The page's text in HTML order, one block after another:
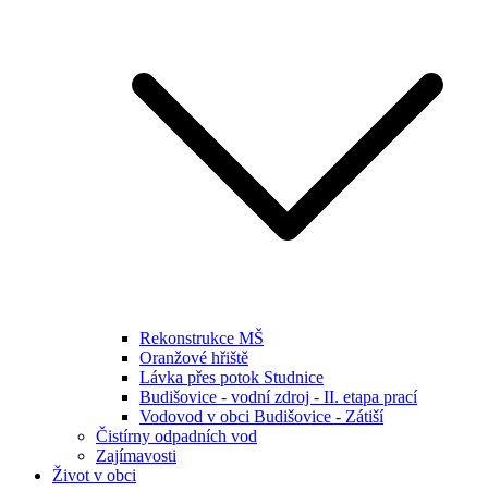
Rekonstrukce MŠ
Oranžové hřiště
Lávka přes potok Studnice
Budišovice - vodní zdroj - II. etapa prací
Vodovod v obci Budišovice - Zátiší
Čistírny odpadních vod
Zajímavosti
Život v obci